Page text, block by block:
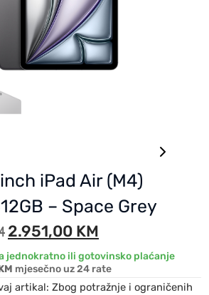
iPad Air (M4)
– Space Grey
2.951,00 KM
jednokratno ili gotovinsko plaćanje
mjesečno uz 24 rate
artikal: Zbog potražnje i ograničenih